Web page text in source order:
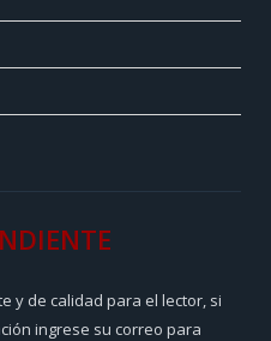
y de calidad para el lector, si
ingrese su correo para